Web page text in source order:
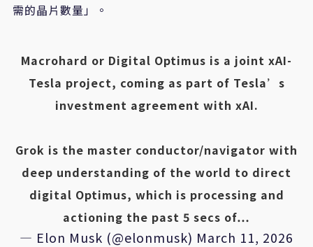
需的晶片數量」。
Macrohard or Digital Optimus is a joint xAI-
Tesla project, coming as part of Tesla’s
investment agreement with xAI.
Grok is the master conductor/navigator with
deep understanding of the world to direct
digital Optimus, which is processing and
actioning the past 5 secs of…
— Elon Musk (@elonmusk) March 11, 2026